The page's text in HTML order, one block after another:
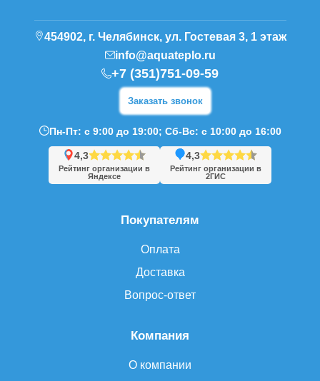
Компания
О компании
Покупателям
Оплата
Доставка
Вопрос-ответ
454902, г. Челябинск, ул. Гостевая 3, 1 этаж
info@aquateplo.ru
+7 (351)751-09-59
Заказать звонок
Пн-Пт: с 9:00 до 19:00; Сб-Вс: с 10:00 до 16:00
4,3
Рейтинг организации в
Яндексе
4,3
Рейтинг организации в
2ГИС